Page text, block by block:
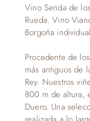
Vino Senda de
Rueda. Vino
Borgoña
Procedente de
más antiguos de
Rey. Nuestros
800 m de altura,
Duero. Una